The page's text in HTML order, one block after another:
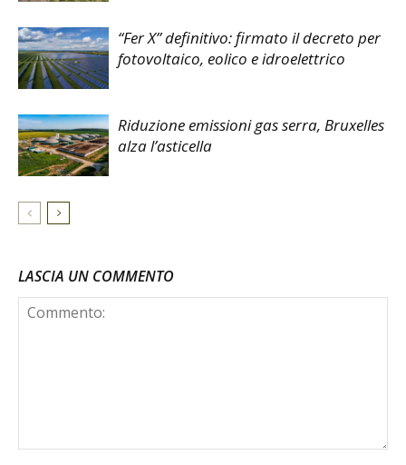
“Fer X” definitivo: firmato il decreto per
fotovoltaico, eolico e idroelettrico
Riduzione emissioni gas serra, Bruxelles
alza l’asticella
LASCIA UN COMMENTO